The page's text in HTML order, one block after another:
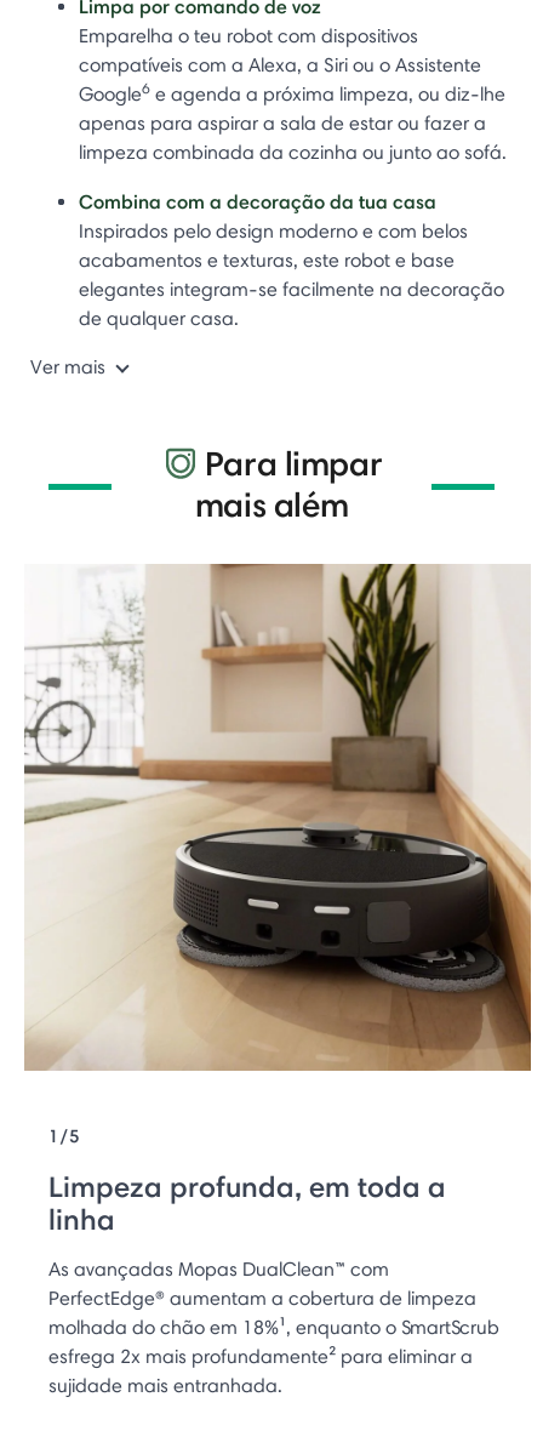
Limpa por comando de voz
Emparelha o teu robot com dispositivos
compatíveis com a Alexa, a Siri ou o Assistente
Google6 e agenda a próxima limpeza, ou diz-lhe
apenas para aspirar a sala de estar ou fazer a
limpeza combinada da cozinha ou junto ao sofá.
Combina com a decoração da tua casa
Inspirados pelo design moderno e com belos
acabamentos e texturas, este robot e base
elegantes integram-se facilmente na decoração
de qualquer casa.
Ver mais
Para limpar
mais além
1/5
Limpeza profunda, em toda a
linha
As avançadas Mopas DualClean™ com
PerfectEdge® aumentam a cobertura de limpeza
molhada do chão em 18%¹, enquanto o SmartScrub
esfrega 2x mais profundamente² para eliminar a
sujidade mais entranhada.